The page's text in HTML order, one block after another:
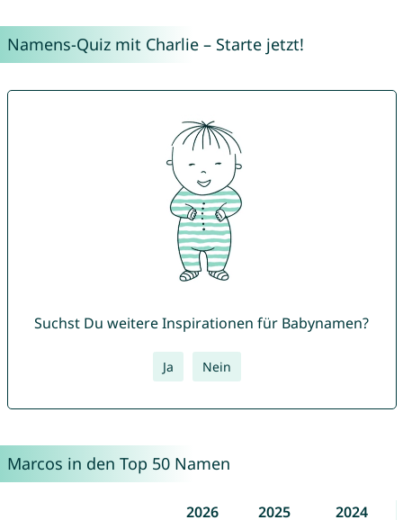
Namens-Quiz mit Charlie – Starte jetzt!
Suchst Du weitere Inspirationen für Babynamen?
Ja Nein
Marcos in den Top 50 Namen
2026 2025 2024